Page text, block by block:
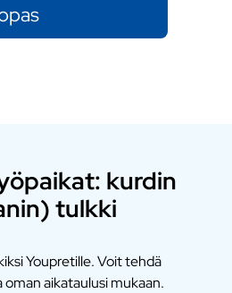
kurdin
tulkki
Youpretille. Voit tehdä
aikataulusi mukaan.